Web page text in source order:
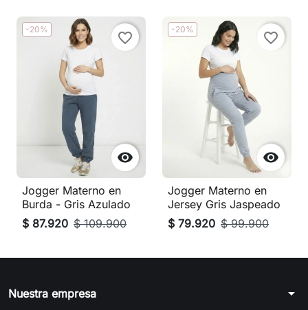
-20%

favorite_border
Jogger Materno en
Burda - Gris Azulado
$ 87.920 $ 109.900
-20%

favorite_border
Jogger Materno en
Jersey Gris Jaspeado
$ 79.920 $ 99.900
Nuestra empresa arrow_drop_down